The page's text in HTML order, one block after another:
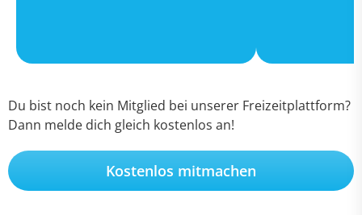
Du bist noch kein Mitglied bei unserer Freizeitplattform?
Dann melde dich gleich kostenlos an!
Kostenlos mitmachen